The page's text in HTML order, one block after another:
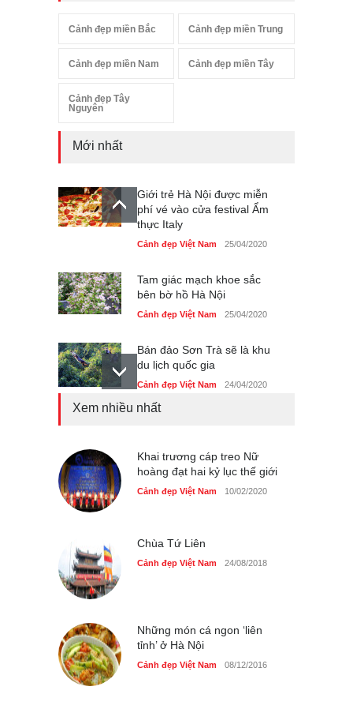
Cảnh đẹp miền Bắc Cảnh đẹp miền Trung
Cảnh đẹp miền Nam Cảnh đẹp miền Tây
Cảnh đẹp Tây
Nguyên
Mới nhất
Giới trẻ Hà Nội được miễn
phí vé vào cửa festival Ẩm
thực Italy
Cảnh đẹp Việt Nam 25/04/2020
Tam giác mạch khoe sắc
bên bờ hồ Hà Nội
Cảnh đẹp Việt Nam 25/04/2020
Bán đảo Sơn Trà sẽ là khu
du lịch quốc gia
Cảnh đẹp Việt Nam 24/04/2020
Cảnh đẹp Việt Nam 25/04/2020
Nhiều hoạt động tôn vinh
Xem nhiều nhất
Khai trương cáp treo Nữ
hoàng đạt hai kỷ lục thế giới
Cảnh đẹp Việt Nam 10/02/2020
Chùa Tứ Liên
Cảnh đẹp Việt Nam 24/08/2018
Những món cá ngon ‘liên
tỉnh’ ở Hà Nội
Cảnh đẹp Việt Nam 08/12/2016